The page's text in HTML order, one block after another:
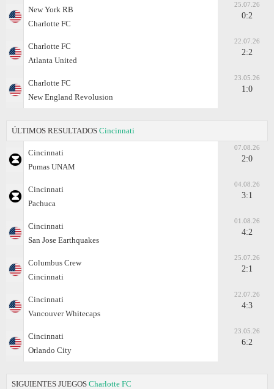
New York RB
Charlotte FC
25.07.26
0:2
Charlotte FC
Atlanta United
22.07.26
2:2
Charlotte FC
New England Revolusion
23.05.26
1:0
ÚLTIMOS RESULTADOS Cincinnati
Cincinnati
Pumas UNAM
07.08.26
2:0
Cincinnati
Pachuca
04.08.26
3:1
Cincinnati
San Jose Earthquakes
01.08.26
4:2
Columbus Crew
Cincinnati
25.07.26
2:1
Cincinnati
Vancouver Whitecaps
22.07.26
4:3
Cincinnati
Orlando City
23.05.26
6:2
SIGUIENTES JUEGOS Charlotte FC